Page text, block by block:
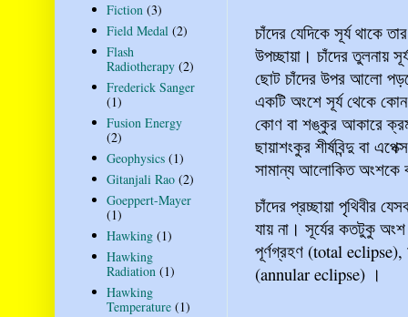
চাঁদের যেদিকে সূর্য থাকে
উপচ্ছায়া। চাঁদের
ছোট চাঁদের উপর আলো
একটি অংশে সূর্য থেকে
কোণ বা শঙ্কুর আকারে
ছায়াশংকুর শীর্ষবিন্দু বা
সামান্য আলোকিত অংশকে
চাঁদের প্রচ্ছায়া পৃথিবীর
যায় না। সূর্যের কতটুকু অংশ
পূর্ণগ্রহণ (total
(annular eclipse) ।
Fiction (3)
Field Medal (2)
Flash
Radiotherapy (2)
Frederick Sanger
(1)
Fusion Energy
(2)
Geophysics (1)
Gitanjali Rao (2)
Goeppert-Mayer
(1)
Hawking (1)
Hawking
Radiation (1)
Hawking
Temperature (1)